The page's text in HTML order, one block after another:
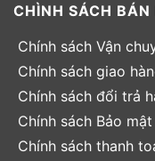
CHÌNH SÁCH BÁN
Chính sách Vận
Chính sách giao
Chính sách đổi trả
Chính sách Bảo
Chính sách thanh